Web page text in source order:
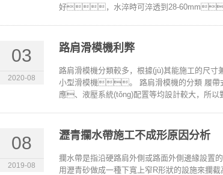
好，水淬時可淬透到28-60mm
03
2020-08
路肩滑模機利弊
路肩滑模機分類較多，根據(jù)其能施工的尺
小型滑模機。 路肩滑模機的分類 履
應、液壓系統(tǒng)配置等均設計較大，所以
08
2019-08
瀝青攔水帶施工不成形原因分析
攔水帶是指沿硬路肩外側或路面外側邊緣設
用瀝青砂做成一種下寬上窄R形狀的設施來